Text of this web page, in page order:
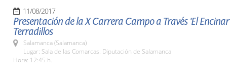
11/08/2017
Presentación de la X Carrera Campo a Través 'El Encinar'
Terradillos
Salamanca (Salamanca)
Lugar: Sala de las Comarcas. Diputación de Salamanca
Hora: 12:45 h.